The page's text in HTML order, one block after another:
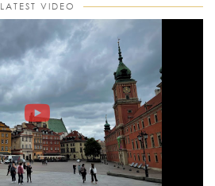
LATEST VIDEO